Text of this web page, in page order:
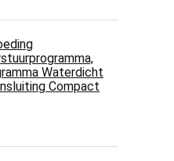
Waterdicht
Compact